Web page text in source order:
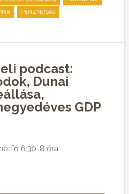
, PÉNZMOSÁS
podcast:
Dunai
GDP
6:30-8 óra